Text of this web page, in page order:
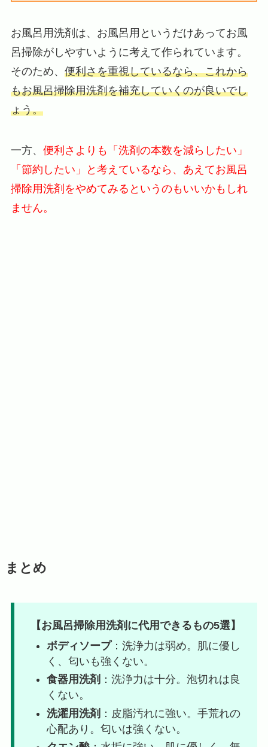
お風呂用洗剤は、お風呂用というだけあってお風
呂掃除がしやすいように考えて作られています。
そのため、 便利さを重視しているなら、これから
もお風呂掃除用洗剤を補充していくのが良いでし
ょう。
一方、 便利さよりも「洗剤の本数を減らしたい」
「節約したい」と考えているなら、あえてお風呂
掃除用洗剤をやめてみるというのもいいかもしれ
ません。
まとめ
【お風呂掃除用洗剤に代用できるもの5選】
ボディソープ：洗浄力は弱め。肌に優し
く、匂いも強くない。
食器用洗剤 ：洗浄力は十分。泡切れは良
くない。
洗濯用洗剤 ：皮脂汚れに強い。手荒れの
心配あり。匂いは強くない。